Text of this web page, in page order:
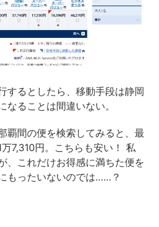
するとしたら、移動手段は静岡
なることは間違いない。
覇間の便を検索してみると、最
7,310円。こちらも安い！ 私
、これだけお得感に満ちた便を
もったいないのでは……？